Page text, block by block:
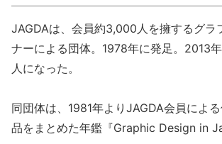
JAGDAは、会員約3,000人を擁するグラ
ナーによる団体。1978年に発足。2013
人になった。
同団体は、1981年よりJAGDA会員によ
品をまとめた年鑑『Graphic Design in